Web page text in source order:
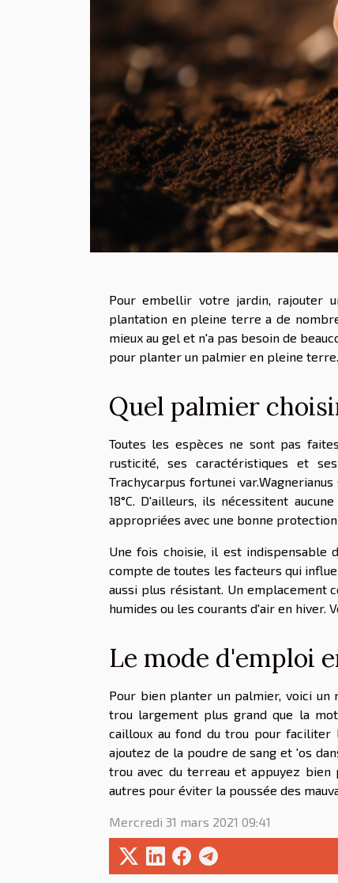
Pour embellir votre jardin, rajouter
plantation en pleine terre a de
mieux au gel et n'a pas besoin de
pour planter un palmier en pleine terre.
Quel palmier
Toutes les espèces ne sont pas
rusticité, ses caractéristiques et
Trachycarpus fortunei
18°C. D'ailleurs, ils nécessitent
appropriées avec une bonne
Une fois choisie, il est indispensable
compte de toutes les facteurs qui
aussi plus résistant. Un emplacement
humides ou les courants d'air en hiver.
Le mode d'emploi
Pour bien planter un palmier, voici un
trou largement plus grand que la
cailloux au fond du trou pour
ajoutez de la poudre de sang et 'os
trou avec du terreau et appuyez bien
autres pour éviter la poussée des
Mercredi 31 mars 2021 09:41